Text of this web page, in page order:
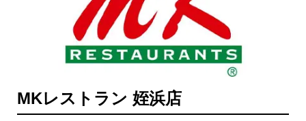
MKレストラン 姪浜店